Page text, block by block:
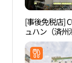
[事後免税店]
ュハン（済州
客ターミナル
국제여객터미